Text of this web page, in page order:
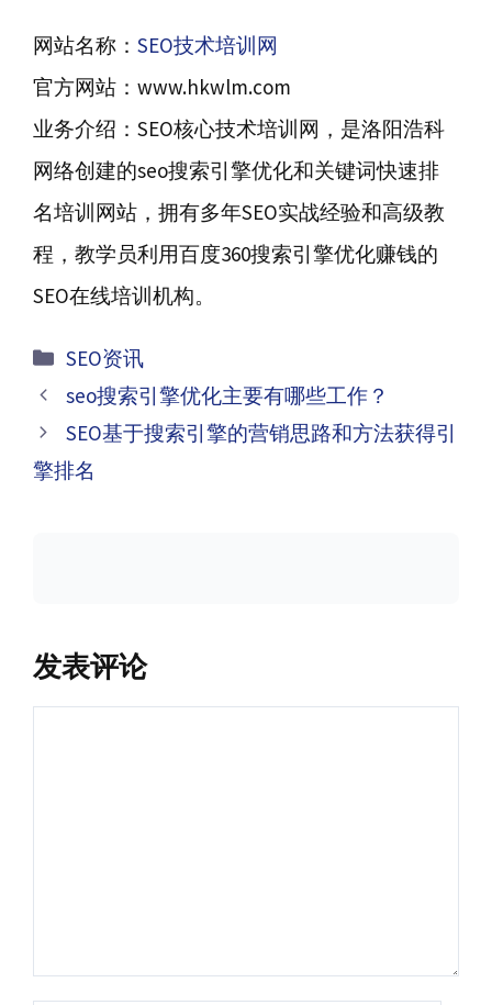
网站名称： SEO技术培训网
官方网站：www.hkwlm.com
业务介绍：SEO核心技术培训网，是洛阳浩科
网络创建的seo搜索引擎优化和关键词快速排
名培训网站，拥有多年SEO实战经验和高级教
程，教学员利用百度360搜索引擎优化赚钱的
SEO在线培训机构。
分
SEO资讯
文
章
航
seo搜索引擎优化主要有哪些工作？
SEO基于搜索引擎的营销思路和方法获得引
擎排名
发表评论